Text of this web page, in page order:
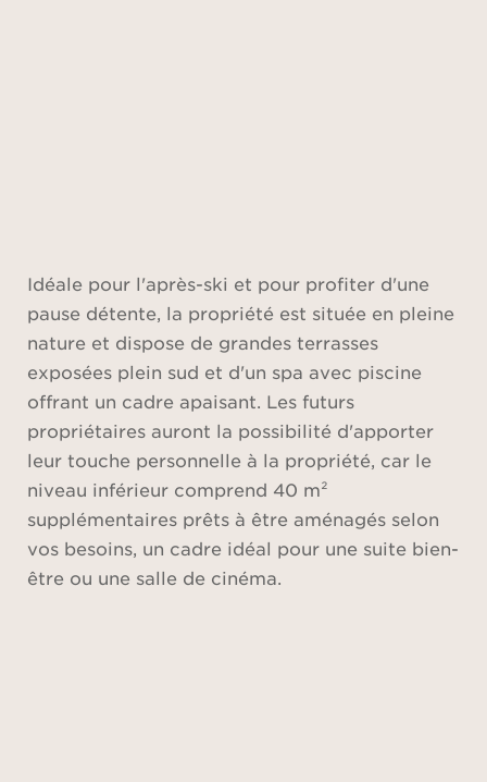
Idéale pour l'après-ski et pour profiter d'une
pause détente, la propriété est située en pleine
nature et dispose de grandes terrasses
exposées plein sud et d'un spa avec piscine
offrant un cadre apaisant. Les futurs
propriétaires auront la possibilité d'apporter
leur touche personnelle à la propriété, car le
niveau inférieur comprend 40 m²
supplémentaires prêts à être aménagés selon
vos besoins, un cadre idéal pour une suite bien-
être ou une salle de cinéma.